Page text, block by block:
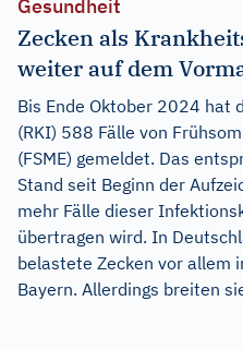
Gesundheit
Zecken als
weiter auf dem
Bis Ende Oktober 2024 hat
(RKI) 588 Fälle von
(FSME) gemeldet. Das
Stand seit Beginn der
mehr Fälle dieser
übertragen wird. In
belastete Zecken vor allem
Bayern. Allerdings breiten